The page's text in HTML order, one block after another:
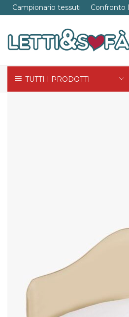
Campionario tessuti Confronto
TUTTI I PRODOTTI